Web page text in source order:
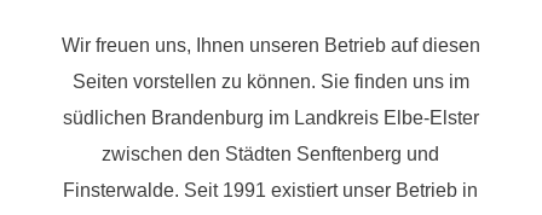
Wir freuen uns, Ihnen unseren Betrieb auf diesen
Seiten vorstellen zu können. Sie finden uns im
südlichen Brandenburg im Landkreis Elbe-Elster
zwischen den Städten Senftenberg und
Finsterwalde. Seit 1991 existiert unser Betrieb in